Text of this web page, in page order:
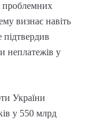
проблемних
визнає навіть
неплатежів у
України
у 550 млрд